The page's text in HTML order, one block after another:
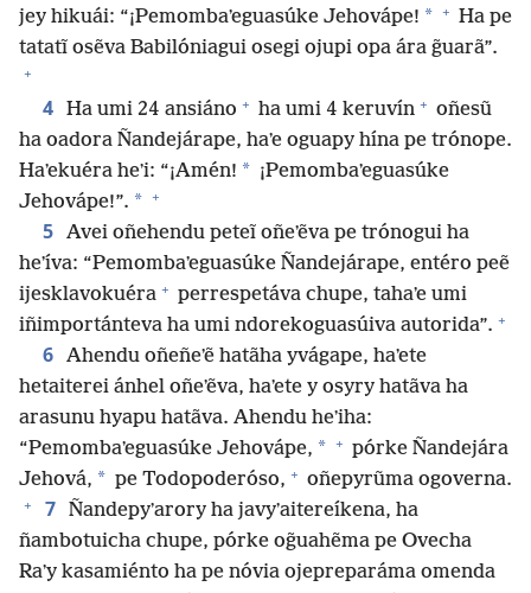
jey hikuái: “¡Pemombaʼeguasúke Jehovápe! * + Ha pe
tatatĩ osẽva Babilóniagui osegi ojupi opa ára g̃uarã”.
+
4 Ha umi 24 ansiáno + ha umi 4 keruvín + oñesũ
ha oadora Ñandejárape, haʼe oguapy hína pe trónope.
Haʼekuéra heʼi: “¡Amén! * ¡Pemombaʼeguasúke
Jehovápe!”. * +
5 Avei oñehendu peteĩ oñeʼẽva pe trónogui ha
heʼíva: “Pemombaʼeguasúke Ñandejárape, entéro peẽ
ijesklavokuéra + perrespetáva chupe, tahaʼe umi
iñimportánteva ha umi ndorekoguasúiva autorida”. +
6 Ahendu oñeñeʼẽ hatãha yvágape, haʼete
hetaiterei ánhel oñeʼẽva, haʼete y osyry hatãva ha
arasunu hyapu hatãva. Ahendu heʼiha:
“Pemombaʼeguasúke Jehovápe, * + pórke Ñandejára
Jehová, * pe Todopoderóso, + oñepyrũma ogoverna.
+ 7 Ñandepyʼarory ha javyʼaitereíkena, ha
ñambotuicha chupe, pórke og̃uahẽma pe Ovecha
Raʼy kasamiénto ha pe nóvia ojepreparáma omenda